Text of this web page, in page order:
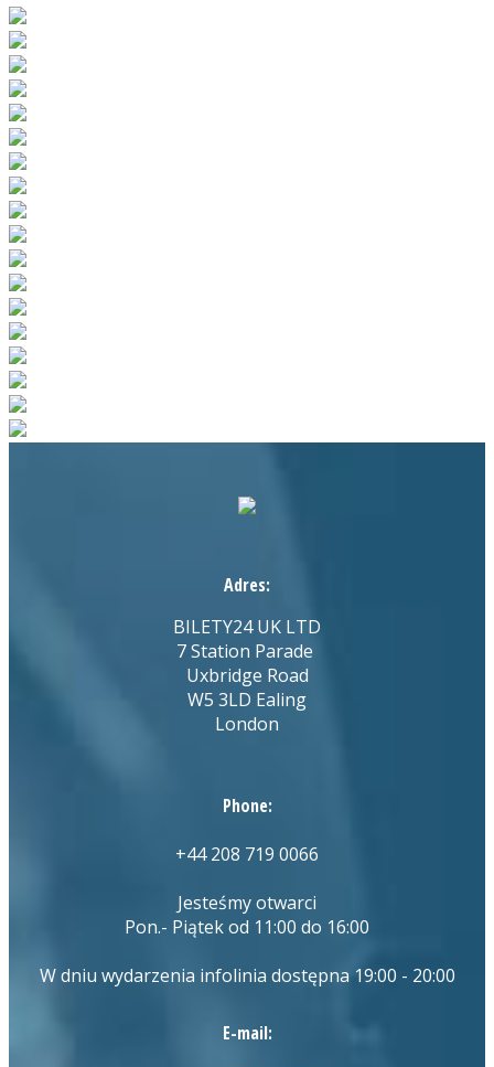
Adres:
BILETY24 UK LTD
7 Station Parade
Uxbridge Road
W5 3LD Ealing
London
Phone:
+44 208 719 0066
Jesteśmy otwarci
Pon.- Piątek od 11:00 do 16:00
W dniu wydarzenia infolinia dostępna 19:00 - 20:00
E-mail: